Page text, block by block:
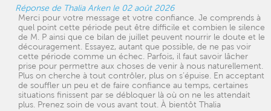
Réponse de Thalia Arken le 02 août 2026
Merci pour votre message et votre confiance. Je comprends à
quel point cette période peut être difficile et combien le silence
de M. P ainsi que ce bilan de juillet peuvent nourrir le doute et le
découragement. Essayez, autant que possible, de ne pas voir
cette période comme un échec. Parfois, il faut savoir lâcher
prise pour permettre aux choses de venir à nous naturellement.
Plus on cherche à tout contrôler, plus on s’épuise. En acceptant
de souffler un peu et de faire confiance au temps, certaines
situations finissent par se débloquer là où on ne les attendait
plus. Prenez soin de vous avant tout. À bientôt Thalia